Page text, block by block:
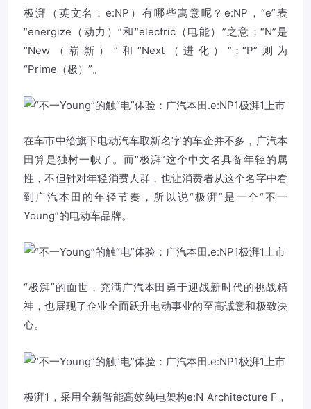
极湃（英文名：e:NP）有哪些寓意呢？e:NP，“e”表
“energize（动力）”和“electric（电能）”之意；“N”是
“New（崭新）”和“Next（进化）”；“P”则为
“Prime（极）”。
在车市中给旗下电动汽车取新名字的车企并不多，广汽本
田算是独树一帜了。而“极湃”这个中文名具备年轻的属
性，不但针对年轻消费人群，也让消费者从这个名字中看
到广汽本田的年轻节奏，所以说“极湃”是一个“不一
Young”的电动车品牌。
“极湃”的面世，充满广汽本田勇于迎战新时代的挑战精
神，也展现了企业全面跃升电动事业的至高诚意和极致决
心。
极湃1，采用全新智能高效纯电架构e:N Architecture F，